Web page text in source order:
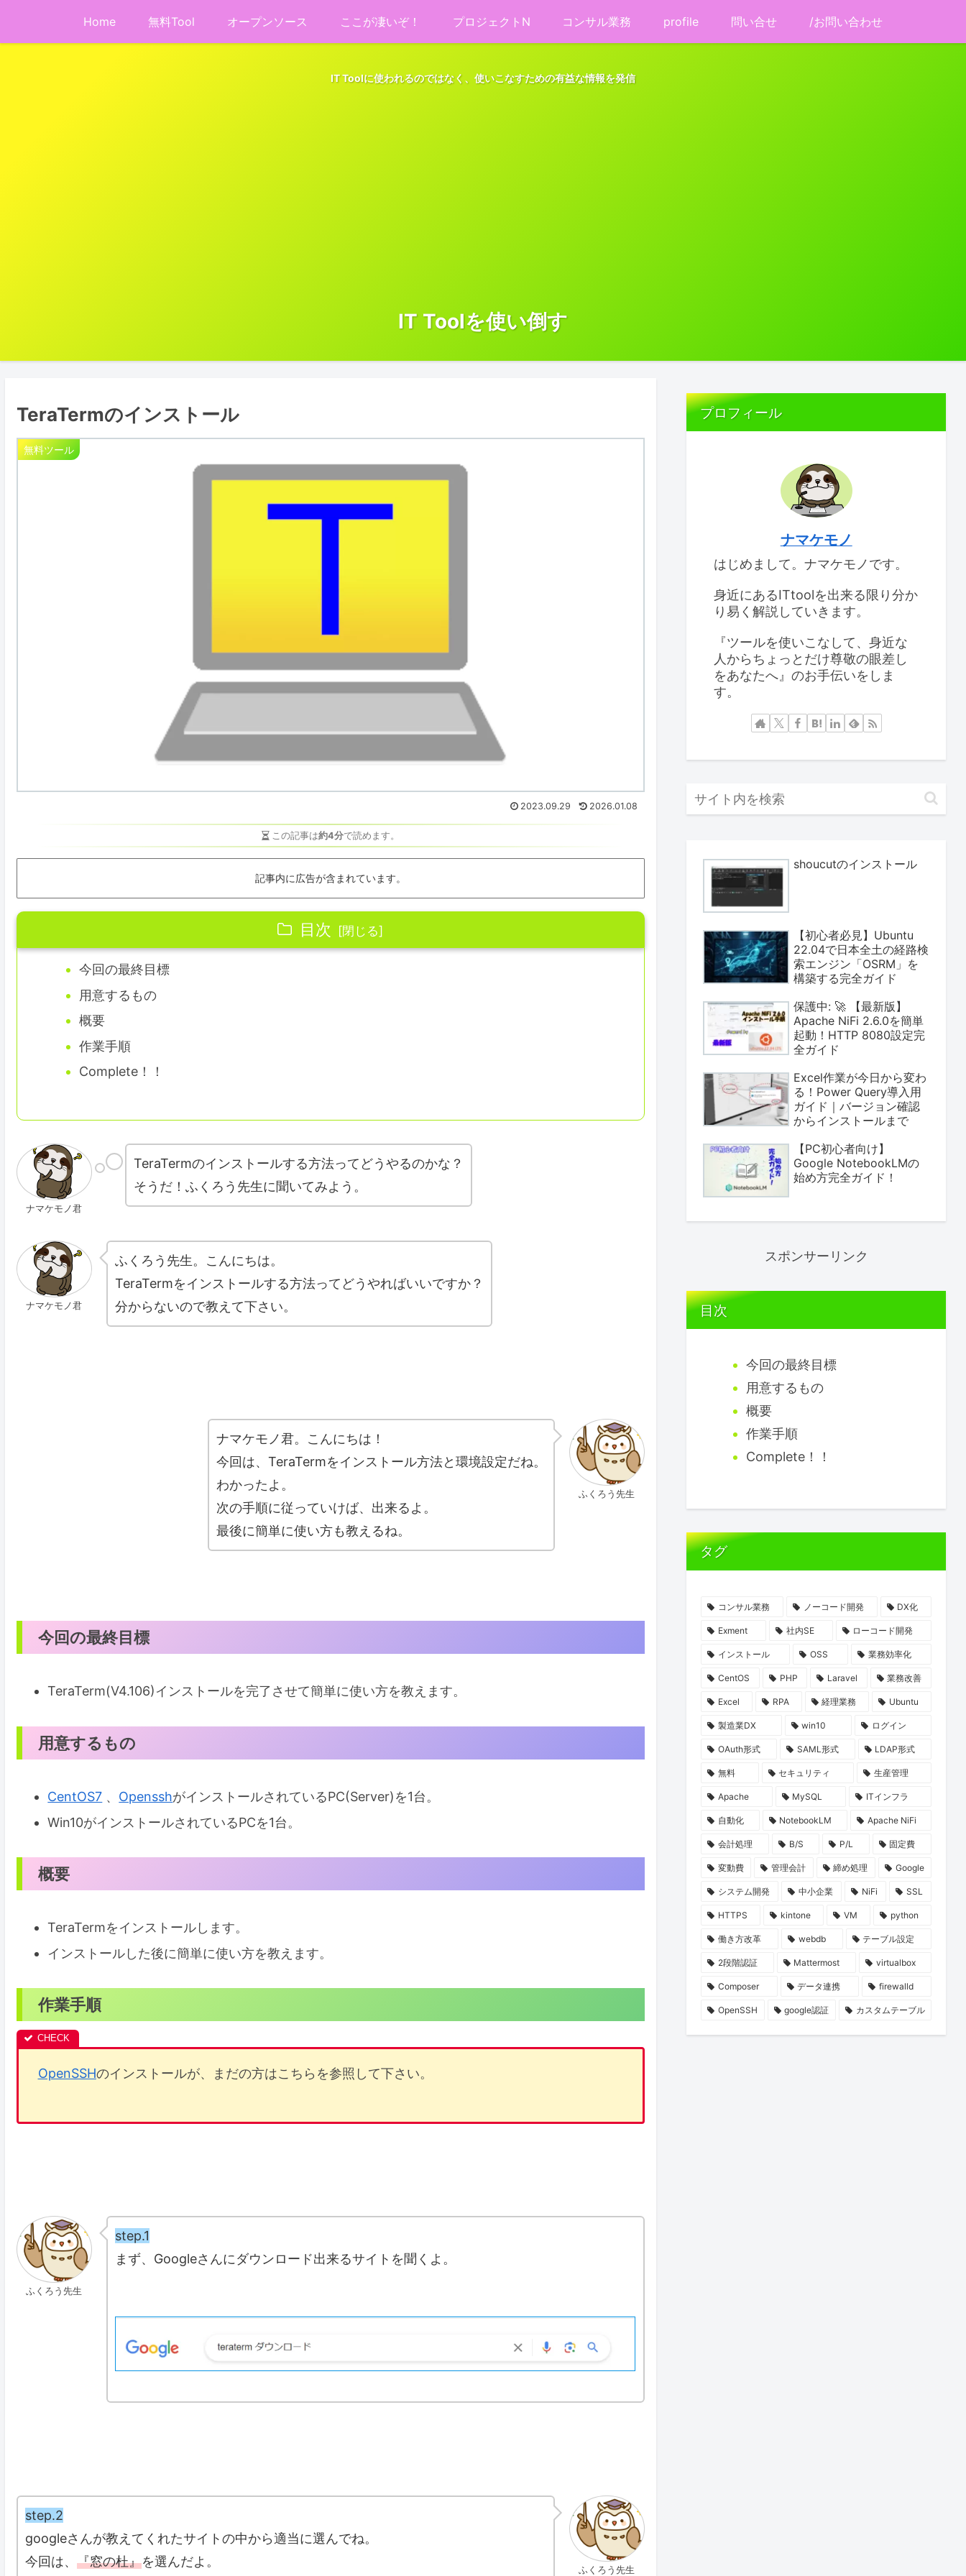
IT Toolに使われるのではなく、使いこなすための有益な情報を発信
IT Toolを使い倒す
Home 無料Tool オープンソース ここが凄いぞ！ プロジェクトN コンサル業務 profile 問い合せ /お問い合わせ
TeraTermのインストール
無料ツール
2023.09.29 2026.01.08
この記事は約4分で読めます。
記事内に広告が含まれています。
目次
今回の最終目標
用意するもの
概要
作業手順
Complete！！
ナマケモノ君
TeraTermのインストールする方法ってどうやるのかな？
そうだ！ふくろう先生に聞いてみよう。
ナマケモノ君
ふくろう先生。こんにちは。
TeraTermをインストールする方法ってどうやればいいですか？
分からないので教えて下さい。
ふくろう先生
ナマケモノ君。こんにちは！
今回は、TeraTermをインストール方法と環境設定だね。
わかったよ。
次の手順に従っていけば、出来るよ。
最後に簡単に使い方も教えるね。
今回の最終目標
TeraTerm(V4.106)インストールを完了させて簡単に使い方を教えます。
用意するもの
CentOS7 、 OpensshがインストールされているPC(Server)を1台。
Win10がインストールされているPCを1台。
概要
TeraTermをインストールします。
インストールした後に簡単に使い方を教えます。
作業手順
OpenSSHのインストールが、まだの方はこちらを参照して下さい。
ふくろう先生
step.1
まず、Googleさんにダウンロード出来るサイトを聞くよ。
ふくろう先生
step.2
googleさんが教えてくれたサイトの中から適当に選んでね。
今回は、 『窓の杜』を選んだよ。
プロフィール
ナマケモノ
はじめまして。ナマケモノです。
身近にあるITtoolを出来る限り分か
り易く解説していきます。
『ツールを使いこなして、身近な
人からちょっとだけ尊敬の眼差し
をあなたへ』のお手伝いをしま
す。
shoucutのインストール
【初心者必見】Ubuntu
22.04で日本全土の経路検
索エンジン「OSRM」を
構築する完全ガイド
保護中: 🚀 【最新版】
Apache NiFi 2.6.0を簡単
起動！HTTP 8080設定完
全ガイド
Excel作業が今日から変わ
る！Power Query導入用
ガイド｜バージョン確認
からインストールまで
【PC初心者向け】
Google NotebookLMの
始め方完全ガイド！
スポンサーリンク
目次
今回の最終目標
用意するもの
概要
作業手順
Complete！！
タグ
コンサル業務 ノーコード開発 DX化
Exment 社内SE ローコード開発
インストール OSS 業務効率化
CentOS PHP Laravel 業務改善
Excel RPA 経理業務 Ubuntu
製造業DX win10 ログイン
OAuth形式 SAML形式 LDAP形式
無料 セキュリティ 生産管理
Apache MySQL ITインフラ
自動化 NotebookLM Apache NiFi
会計処理 B/S P/L 固定費
変動費 管理会計 締め処理 Google
システム開発 中小企業 NiFi SSL
HTTPS kintone VM python
働き方改革 webdb テーブル設定
2段階認証 Mattermost virtualbox
Composer データ連携 firewalld
OpenSSH google認証 カスタムテーブル